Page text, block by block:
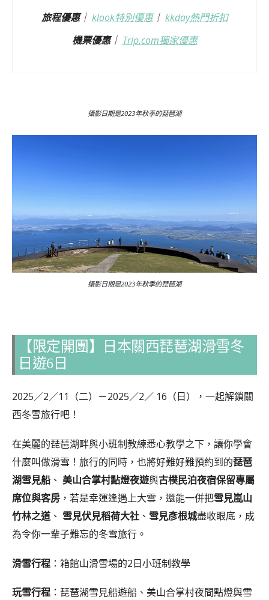
旅程優惠｜ klook特別優惠｜ kkday熱門折扣
機票優惠｜ Trip.com獨家優惠
攝影日期是2023年秋季的琵琶湖
攝影日期是2023年秋季的琵琶湖
【限定開團】日本關西琵琶湖滑雪冬
日遊6日
2025／2／11（二）－2025／2／ 16（日），一起解鎖關
西冬雪旅行吧！
在美麗的琵琶湖畔與小班制教練悉心教學之下，讓你學會
什麼叫做滑雪！旅行的同時，也將好難好難預約到的琵琶
湖雪見船 、 美山合掌村點燈夜遊與古樸民泊夜宿保留專屬
席位與客房 ，若是幸運逢遇上大雪，還能一併把雪見嵐山
竹林之道 、 雪見伏見稻荷大社 、 雪見彥根城盡收眼底，成
為令你一輩子難忘的冬雪旅行。
滑雪行程 ：箱館山滑雪場的2日小班制教學
玩雪行程 ：琵琶湖雪見船遊船、美山合掌村夜間點燈與雪